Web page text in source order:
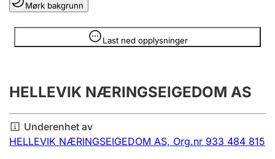
Lag og forening
Registrere, endre, slette
Årsregnskap
Innsending og forsinkelsesgebyr
Mørk bakgrunn
Last ned opplysninger
Opplysninger er skjult
HELLEVIK NÆRINGSEIGEDOM AS
Underenhet av
HELLEVIK NÆRINGSEIGEDOM AS, Org.nr 933 484 815